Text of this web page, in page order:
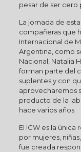
pesar de ser cero
La jornada de
compañeras que
Internacional de
Argentina, como
Nacional, Natalia
forman parte del
suplentes y con
aprovecharemos
producto de la
hace varios años.
El ICW es la
por mujeres,
fue creada